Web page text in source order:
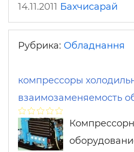
14.11.2011 Бахчисарай
Рубрика: Обладнання
компрессоры
взаимозаменяемость